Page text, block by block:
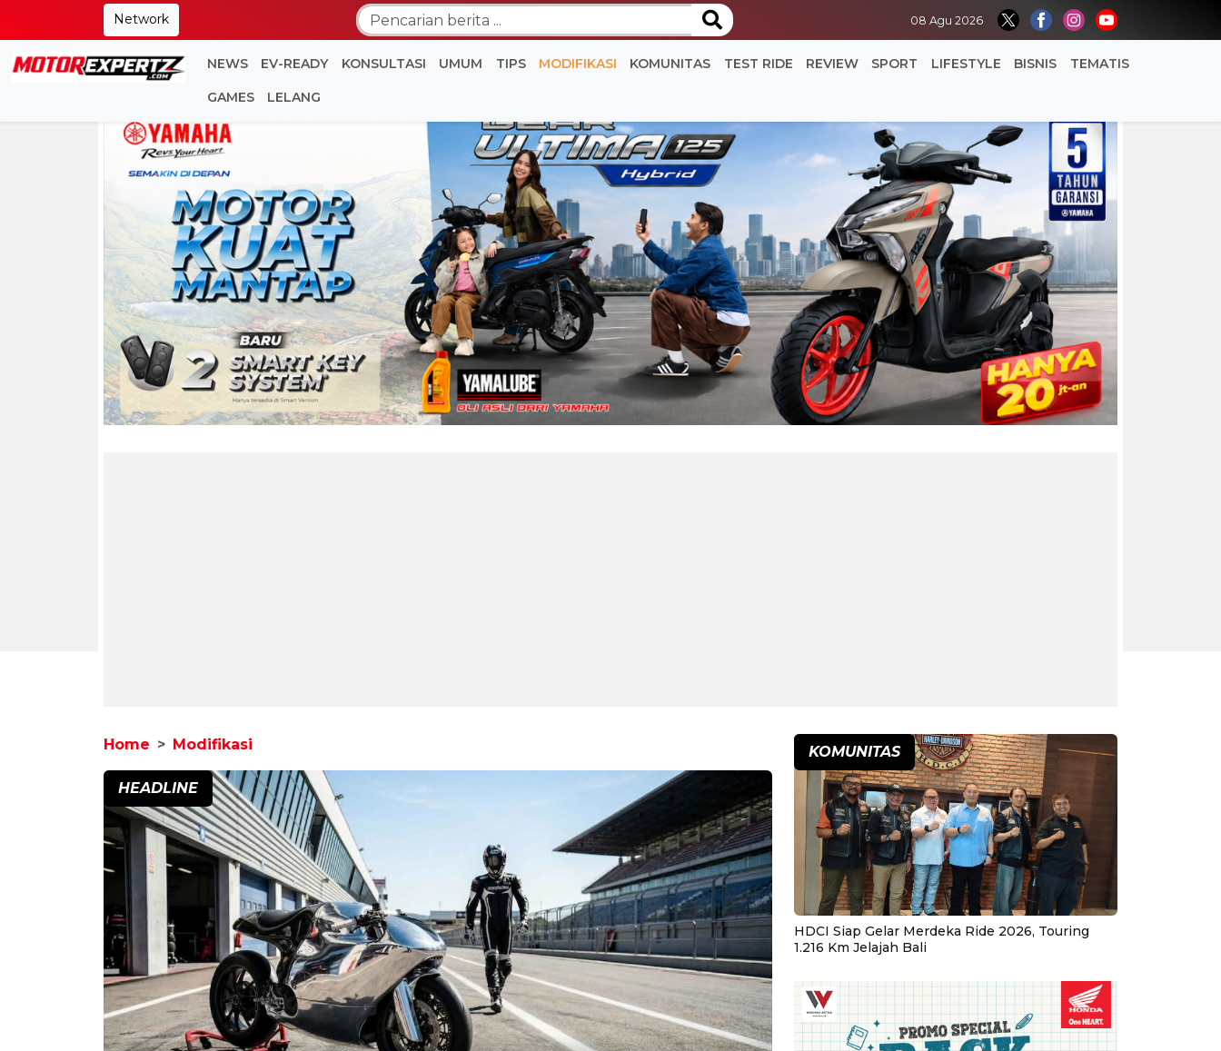
Network 08 Agu 2026
NEWS EV-READY KONSULTASI UMUM TIPS MODIFIKASI KOMUNITAS TEST RIDE REVIEW SPORT LIFESTYLE BISNIS TEMATIS
GAMES LELANG
Home Modifikasi
HEADLINE
KOMUNITAS
HDCI Siap Gelar Merdeka Ride 2026, Touring
1.216 Km Jelajah Bali